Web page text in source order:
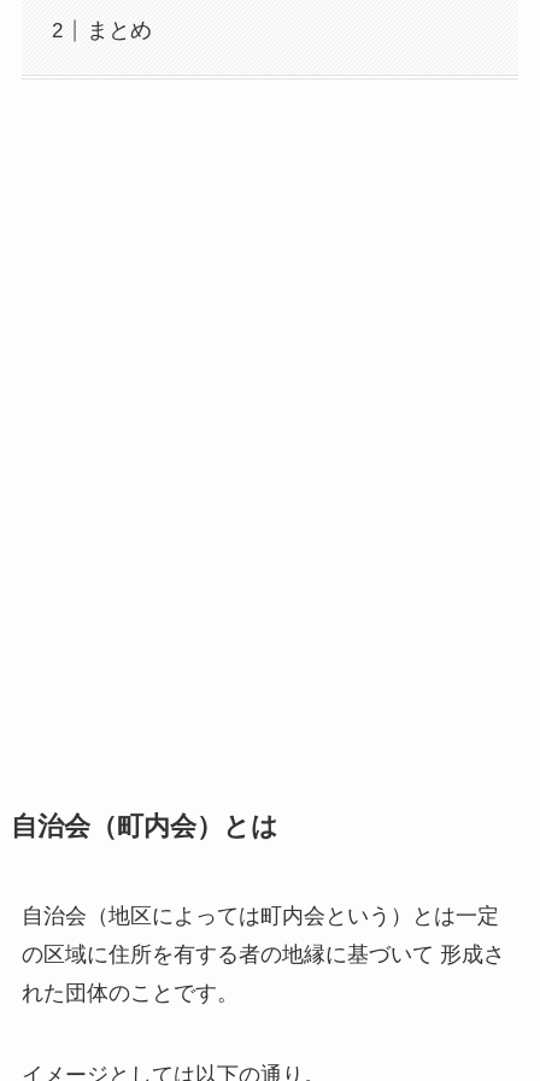
まとめ
自治会（町内会）とは
自治会（地区によっては町内会という）とは一定
の区域に住所を有する者の地縁に基づいて 形成さ
れた団体のことです。
イメージとしては以下の通り。